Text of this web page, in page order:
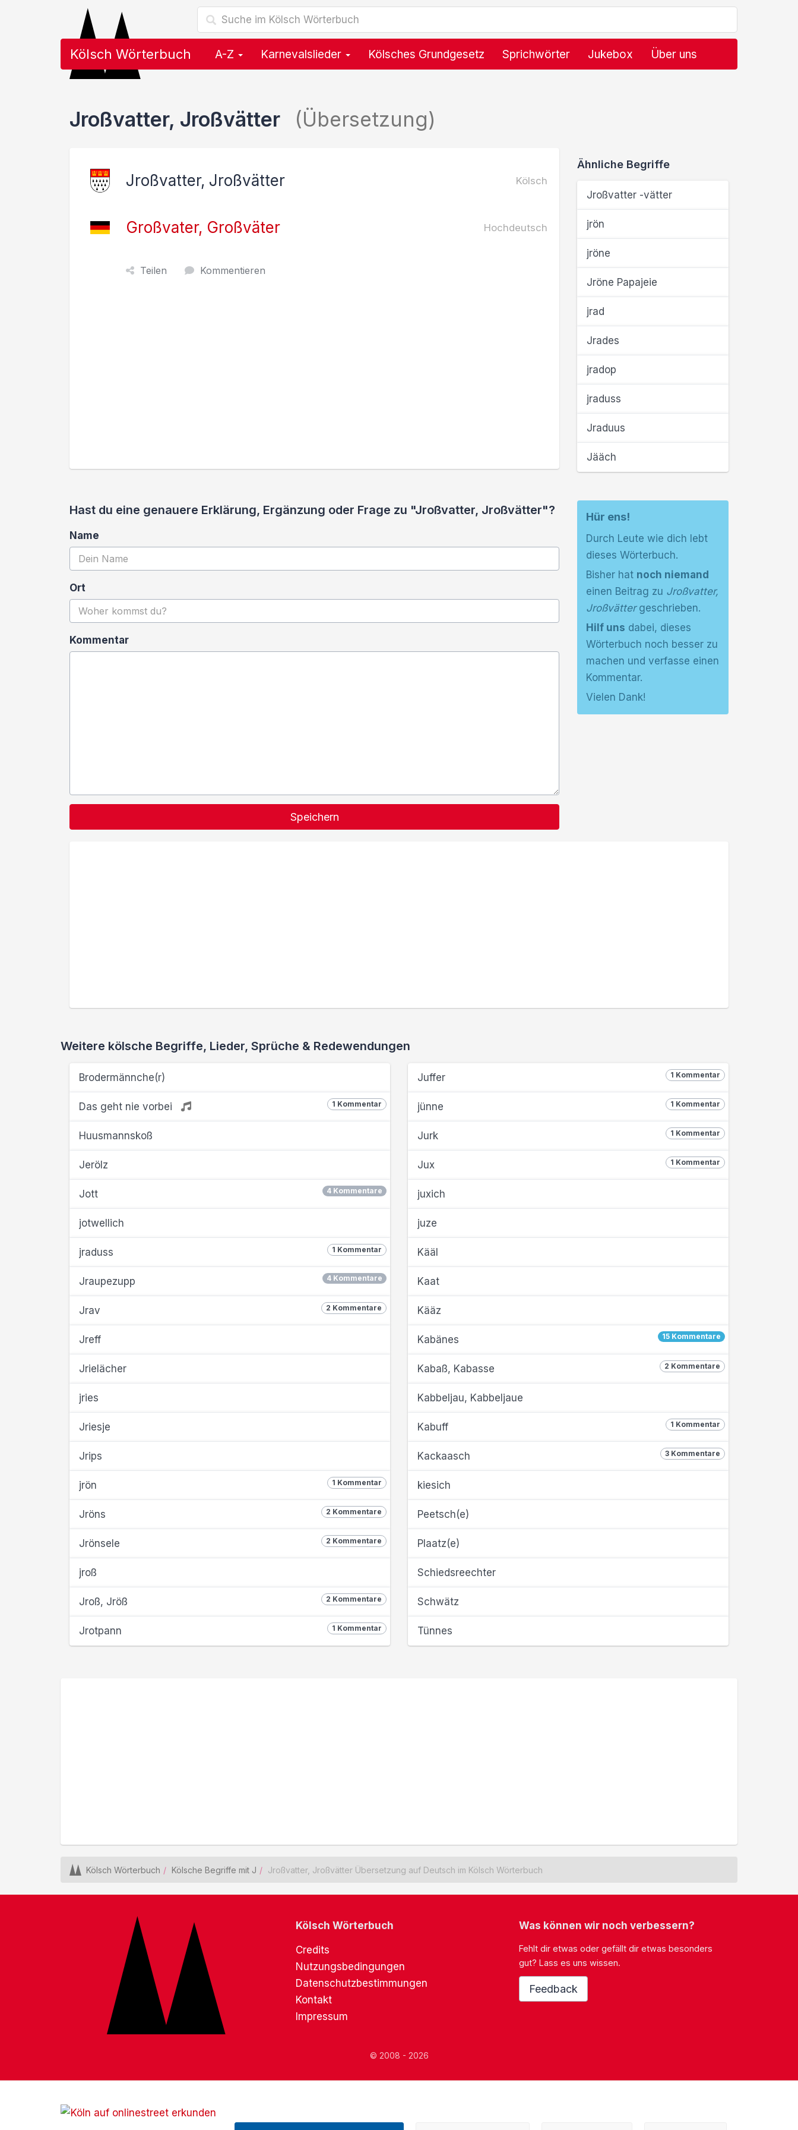
Kölsch Wörterbuch A-Z Karnevalslieder Kölsches Grundgesetz Sprichwörter Jukebox Über uns
Jroßvatter, Jroßvätter (Übersetzung)
Jroßvatter, Jroßvätter Kölsch
Großvater, Großväter Hochdeutsch
Teilen Kommentieren
Ähnliche Begriffe
Jroßvatter -vätter
jrön
jröne
Jröne Papajeie
jrad
Jrades
jradop
jraduss
Jraduus
Jääch
Hast du eine genauere Erklärung, Ergänzung oder Frage zu "Jroßvatter, Jroßvätter"?
Name
Ort
Kommentar
Speichern
Hür ens!
Durch Leute wie dich lebt
dieses Wörterbuch.
Bisher hat noch niemand
einen Beitrag zu Jroßvatter,
Jroßvättergeschrieben.
Hilf uns dabei, dieses
Wörterbuch noch besser zu
machen und verfasse einen
Kommentar.
Vielen Dank!
Weitere kölsche Begriffe, Lieder, Sprüche & Redewendungen
Brodermännche(r)
1 Kommentar
Das geht nie vorbei
Huusmannskoß
Jerölz
4 Kommentare
Jott
jotwellich
1 Kommentar
jraduss
4 Kommentare
Jraupezupp
2 Kommentare
Jrav
Jreff
Jrielächer
jries
Jriesje
Jrips
1 Kommentar
jrön
2 Kommentare
Jröns
2 Kommentare
Jrönsele
jroß
2 Kommentare
Jroß, Jröß
1 Kommentar
Jrotpann
1 Kommentar
Juffer
1 Kommentar
jünne
1 Kommentar
Jurk
1 Kommentar
Jux
juxich
juze
Kääl
Kaat
Kääz
15 Kommentare
Kabänes
2 Kommentare
Kabaß, Kabasse
Kabbeljau, Kabbeljaue
1 Kommentar
Kabuff
3 Kommentare
Kackaasch
kiesich
Peetsch(e)
Plaatz(e)
Schiedsreechter
Schwätz
Tünnes
Kölsch Wörterbuch Kölsche Begriffe mit J Jroßvatter, Jroßvätter Übersetzung auf Deutsch im Kölsch Wörterbuch
Kölsch Wörterbuch
Credits
Nutzungsbedingungen
Datenschutzbestimmungen
Kontakt
Impressum
Was können wir noch verbessern?
Fehlt dir etwas oder gefällt dir etwas besonders
gut? Lass es uns wissen.
Feedback
© 2008 - 2026